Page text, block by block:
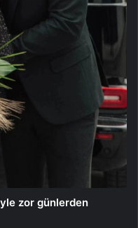
zor günlerden